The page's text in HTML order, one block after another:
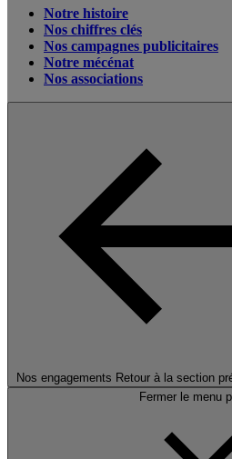
Notre histoire
Nos chiffres clés
Nos campagnes publicitaires
Notre mécénat
Nos associations
Nos engagements Retour à la section
Fermer le menu